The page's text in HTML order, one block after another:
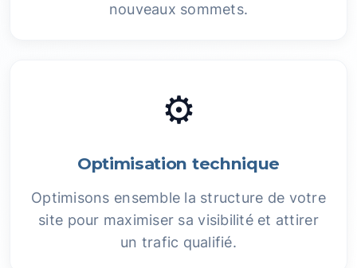
nouveaux sommets.
⚙️
Optimisation technique
Optimisons ensemble la structure de votre
site pour maximiser sa visibilité et attirer
un trafic qualifié.